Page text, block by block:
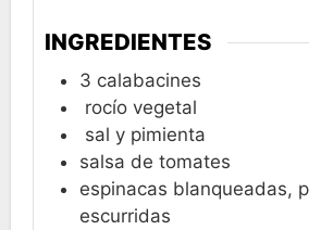
INGREDIENTES
3 calabacines
rocío vegetal
sal y pimienta
salsa de tomates
espinacas blanqueadas,
escurridas